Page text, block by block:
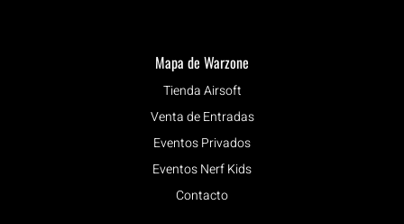
Mapa de Warzone
Tienda Airsoft
Venta de Entradas
Eventos Privados
Eventos Nerf Kids
Contacto